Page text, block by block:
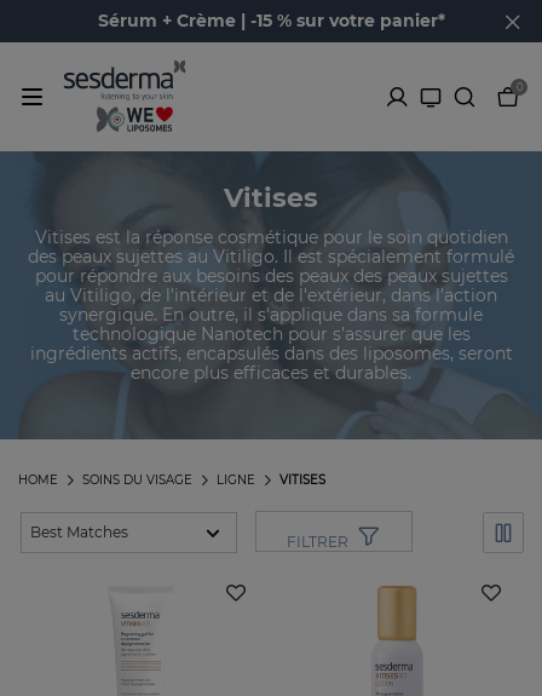
Sérum + Crème | -15 % sur votre panier*
0
Vitises
Vitises est la réponse cosmétique pour le soin quotidien
des peaux sujettes au Vitiligo. Il est spécialement formulé
pour répondre aux besoins des peaux des peaux sujettes
au Vitiligo, de l'intérieur et de l'extérieur, dans l'action
synergique. En outre, il s'applique dans sa formule
technologique Nanotech pour s’assurer que les
ingrédients actifs, encapsulés dans des liposomes, seront
encore plus efficaces et durables.
VITISES
LIGNE
SOINS DU VISAGE
HOME
FILTRER